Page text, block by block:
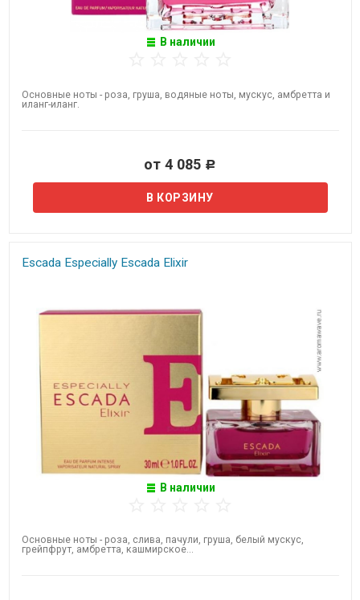
В наличии
Основные ноты - роза, груша, водяные ноты, мускус, амбретта и
иланг-иланг.
от 4 085 Р
Escada Especially Escada Elixir
В наличии
Основные ноты - ​роза, слива, пачули, груша, белый мускус,
грейпфрут, амбретта, кашмирское...